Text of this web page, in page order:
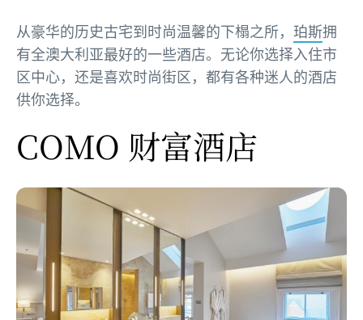
从豪华的历史古宅到时尚温馨的下榻之所， 珀斯拥
有全澳大利亚最好的一些酒店。无论你选择入住市
区中心，还是喜欢时尚街区，都有各种迷人的酒店
供你选择。
COMO 财富酒店